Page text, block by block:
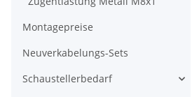
Montagepreise
Neuverkabelungs-Sets
Schaustellerbedarf